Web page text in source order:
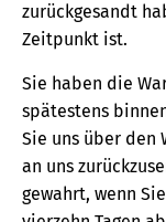
zurückgesandt
Zeitpunkt ist.
Sie haben die
spätestens
Sie uns über den
an uns
gewahrt, wenn